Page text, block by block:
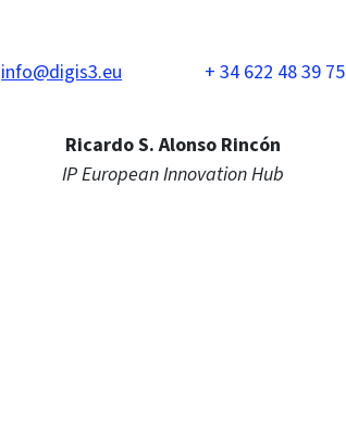
info@digis3.eu + 34 622 48 39 75
Ricardo S. Alonso Rincón
IP European Innovation Hub